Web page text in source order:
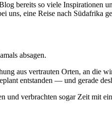
bereits so viele Inspirationen
uns, eine Reise nach Südafrika
absagen.
aus vertrauten Orten, an die
entstanden — und gerade
und verbrachten sogar Zeit mit